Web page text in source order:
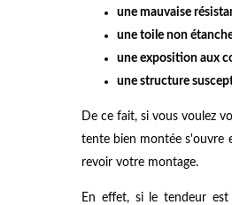
une mauvaise
une toile non
une exposition aux
une structure
De ce fait, si vous voulez
tente bien montée s'ouvre
revoir votre montage.
En effet, si le tendeur